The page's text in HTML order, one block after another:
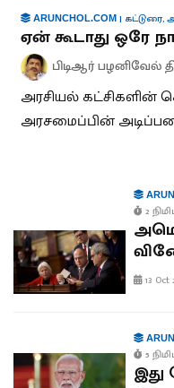
ARUNCHOL.COM | கட்டுரை,
ஏன் கூடாது ஒரே
பிடிஆர் பழனிவேல்
அரசியல் கட்சிகளின்
அரசமைப்பின்
2
13 Oct
5
இது